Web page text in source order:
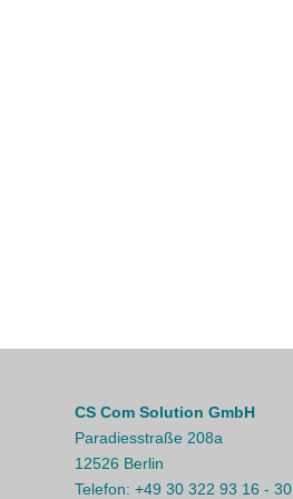
CS Com Solution GmbH
Paradiesstraße 208a
12526 Berlin
Telefon: +49 30 322 93 16 - 30